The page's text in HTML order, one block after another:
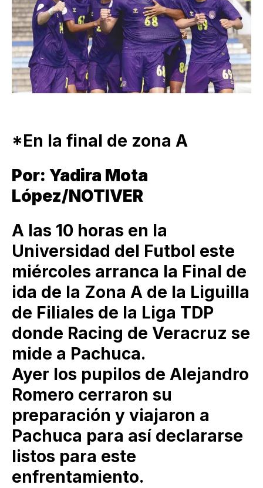
*En la final de zona A
Por: Yadira Mota
López/NOTIVER
A las 10 horas en la
Universidad del Futbol este
miércoles arranca la Final de
ida de la Zona A de la Liguilla
de Filiales de la Liga TDP
donde Racing de Veracruz se
mide a Pachuca.
Ayer los pupilos de Alejandro
Romero cerraron su
preparación y viajaron a
Pachuca para así declararse
listos para este
enfrentamiento.